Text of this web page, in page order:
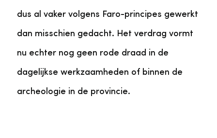
dus al vaker volgens Faro-principes gewerkt
dan misschien gedacht. Het verdrag vormt
nu echter nog geen rode draad in de
dagelijkse werkzaamheden of binnen de
archeologie in de provincie.